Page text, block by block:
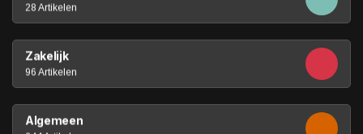
28 Artikelen
Zakelijk
96 Artikelen
Algemeen